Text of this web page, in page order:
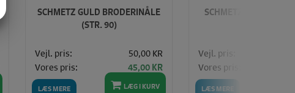
SCHMETZ GULD BRODERINÅLE
(STR. 90)
LÆS MERE
Vejl. pris:
50,00 KR
Vores pris:
45,00 KR
LÆG I KURV
SCHMETZ OVERLOCK
LÆS MERE
Vejl. pris:
Vores pris: